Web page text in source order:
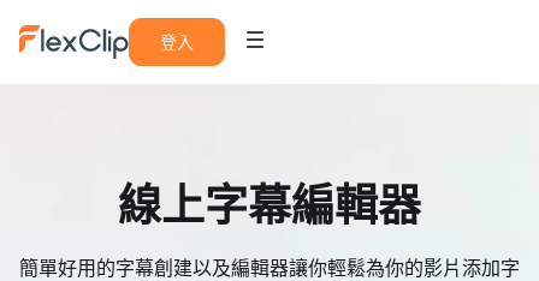
登入
線上字幕編輯器
簡單好用的字幕創建以及編輯器讓你輕鬆為你的影片添加字